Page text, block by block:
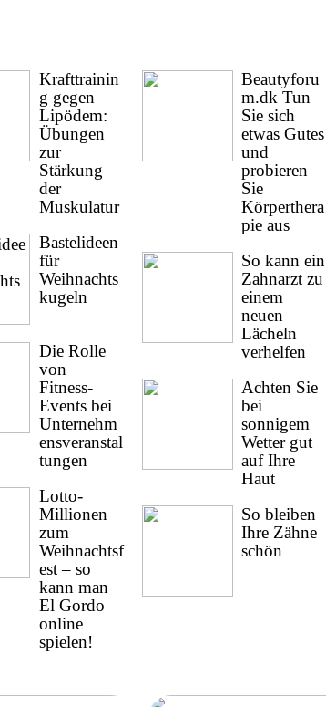
Krafttrainin
g gegen
Lipödem:
Übungen
zur
Stärkung
der
Muskulatur
Bastelideen
für
Weihnachts
kugeln
Die Rolle
von
Fitness-
Events bei
Unternehm
ensveranstal
tungen
Lotto-
Millionen
zum
Weihnachtsf
est – so
kann man
El Gordo
online
spielen!
Beautyforu
m.dk Tun
Sie sich
etwas Gutes
und
probieren
Sie
Körperthera
pie aus
So kann ein
Zahnarzt zu
einem
neuen
Lächeln
verhelfen
Achten Sie
bei
sonnigem
Wetter gut
auf Ihre
Haut
So bleiben
Ihre Zähne
schön